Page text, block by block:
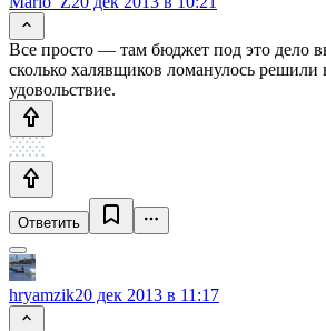
Все просто — там бюджет под это дело
сколько халявщиков ломанулось решили
удовольствие.
Ответить
hryamzik20 дек 2013 в 11:17